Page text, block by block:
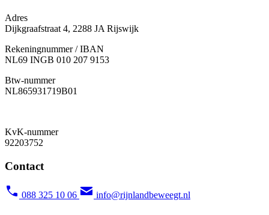
Adres
Dijkgraafstraat 4, 2288 JA Rijswijk
Rekeningnummer / IBAN
NL69 INGB 010 207 9153
Btw-nummer
NL865931719B01
KvK-nummer
92203752
Contact
088 325 10 06 info@rijnlandbeweegt.nl